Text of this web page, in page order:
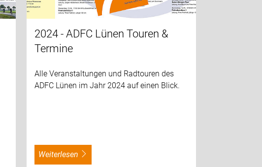
2024 - ADFC Lünen Touren &
Termine
Alle Veranstaltungen und Radtouren des
ADFC Lünen im Jahr 2024 auf einen Blick.
weiterlesen